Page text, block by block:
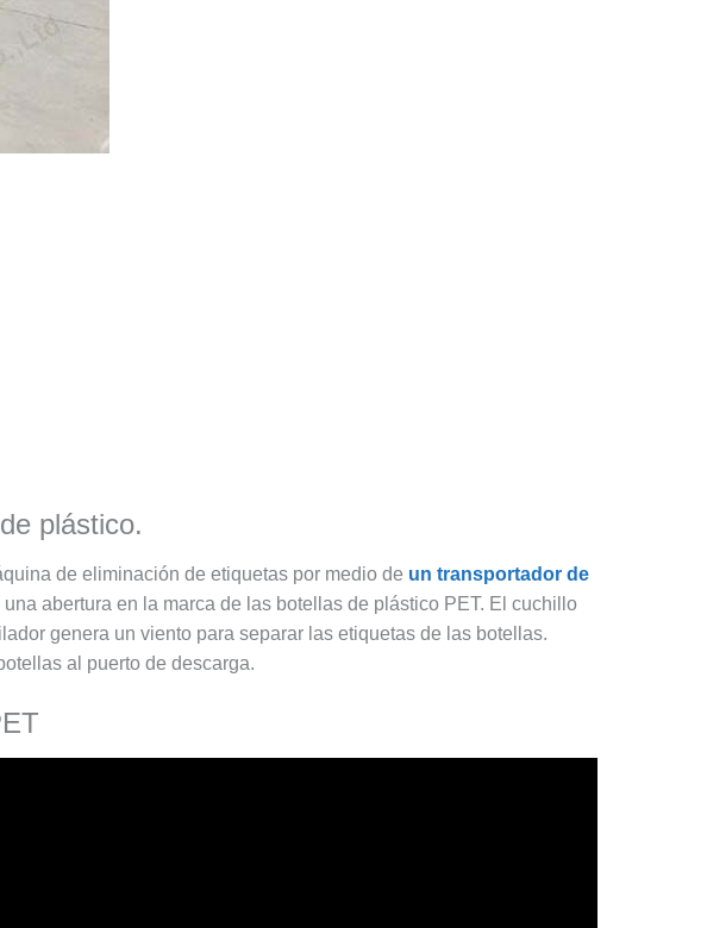
plástico.
de eliminación de etiquetas por medio de un transportador de
abertura en la marca de las botellas de plástico PET. El cuchillo
genera un viento para separar las etiquetas de las botellas.
al puerto de descarga.